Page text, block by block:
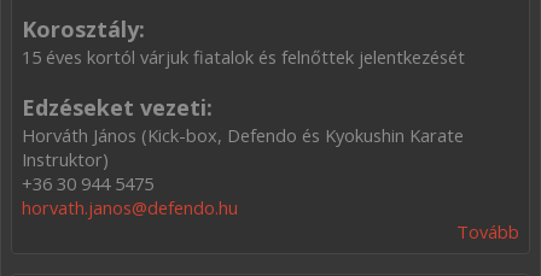
Korosztály:
15 éves kortól várjuk fiatalok és felnőttek jelentkezését
Edzéseket vezeti:
Horváth János (Kick-box, Defendo és Kyokushin Karate
Instruktor)
+36 30 944 5475
horvath.janos@defendo.hu
Tovább